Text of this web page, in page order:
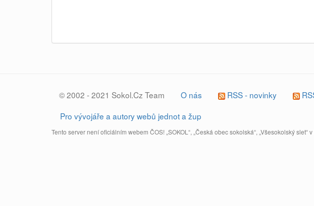
© 2002 - 2021 Sokol.Cz Team O nás RSS - novinky
Pro vývojáře a autory webů jednot a žup
Tento server není oficiálním webem ČOS! „SOKOL“, „Česká obec sokolská“, „Všesokolský